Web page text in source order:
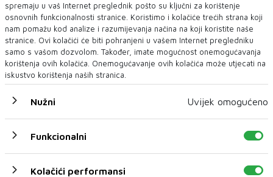
spremaju u vaš Internet preglednik pošto su ključni za korištenje
osnovnih funkcionalnosti stranice. Koristimo i kolačiće trećih strana koji
nam pomažu kod analize i razumijevanja načina na koji koristite naše
stranice. Ovi kolačići će biti pohranjeni u vašem Internet pregledniku
samo s vašom dozvolom. Također, imate mogućnost onemogućavanja
korištenja ovih kolačića. Onemogućavanje ovih kolačića može utjecati na
iskustvo korištenja naših stranica.
Nužni Uvijek omogućeno
Funkcionalni
Kolačići performansi